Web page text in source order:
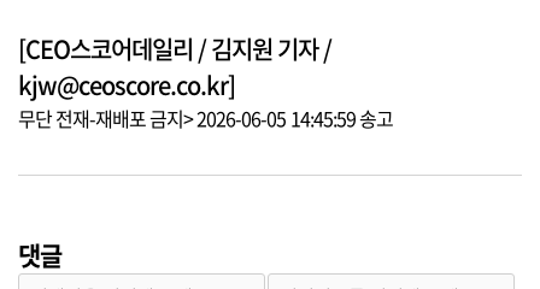
[CEO스코어데일리 / 김지원 기자 /
kjw@ceoscore.co.kr]
무단 전재-재배포 금지> 2026-06-05 14:45:59 송고
댓글